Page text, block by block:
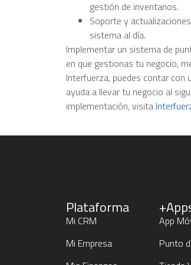
gestión de inventarios.
Soporte y
sistema al día.
Implementar un sistema de
en que gestionas tu negocio,
Interfuerza, puedes contar
ayuda a llevar tu negocio al
implementación, visita
Plataforma
Mi CRM
Mi Empresa
App
Punto